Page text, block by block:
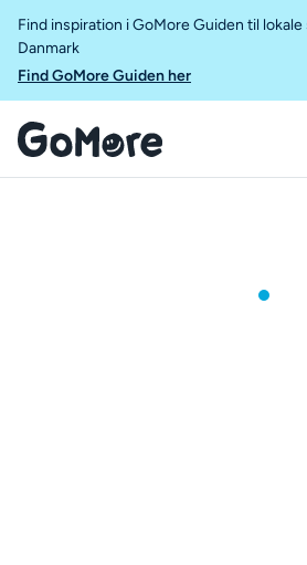
Find inspiration i GoMore Guiden til
Danmark
Find GoMore Guiden her